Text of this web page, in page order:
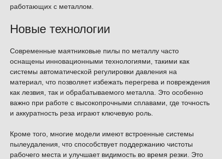
работающих с металлом.
Новые технологии
Современные маятниковые пилы по металлу часто
оснащены инновационными технологиями, такими как
системы автоматической регулировки давления на
материал, что позволяет избежать перегрева и повреждения
как лезвия, так и обрабатываемого металла. Это особенно
важно при работе с высокопрочными сплавами, где точность
и аккуратность реза играют ключевую роль.
Кроме того, многие модели имеют встроенные системы
пылеудаления, что способствует поддержанию чистоты
рабочего места и улучшает видимость во время резки. Это